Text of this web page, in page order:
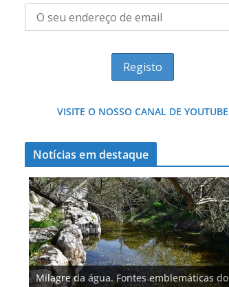
VISITE O NOSSO CANAL DE YOUTUBE
Notícias em destaque
Milagre da água. Fontes emblemáticas do